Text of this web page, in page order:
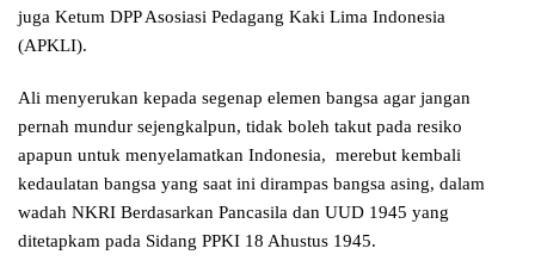
juga Ketum DPP Asosiasi Pedagang Kaki Lima Indonesia
(APKLI).
Ali menyerukan kepada segenap elemen bangsa agar jangan
pernah mundur sejengkalpun, tidak boleh takut pada resiko
apapun untuk menyelamatkan Indonesia, merebut kembali
kedaulatan bangsa yang saat ini dirampas bangsa asing, dalam
wadah NKRI Berdasarkan Pancasila dan UUD 1945 yang
ditetapkam pada Sidang PPKI 18 Ahustus 1945.